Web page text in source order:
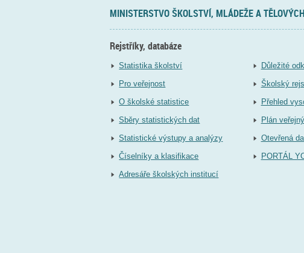
MINISTERSTVO ŠKOLSTVÍ, MLÁDEŽE A
Rejstříky, databáze
Statistika školství
Pro veřejnost
O školské statistice
Sběry statistických dat
Statistické výstupy a analýzy
Číselníky a klasifikace
Adresáře školských institucí
Důležité
Školský
Přehled
Plán
Otevřená
PORTÁL